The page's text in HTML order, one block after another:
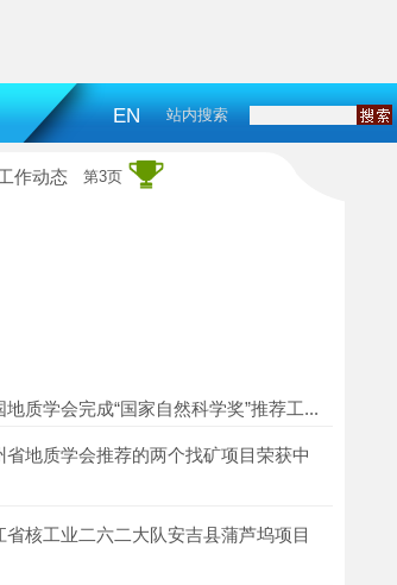
EN 站内搜索
作动态 第3页
地质学会完成“国家自然科学奖”推荐工...
省地质学会推荐的两个找矿项目荣获中
省核工业二六二大队安吉县蒲芦坞项目